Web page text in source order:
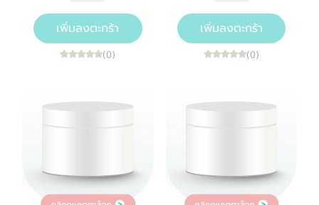
เพิ่มลงตะกร้า
(0)
เพิ่มลงตะกร้า
(0)